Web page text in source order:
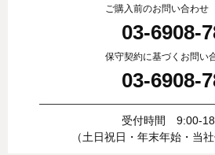
ご購入前のお問い合
03-6908-
保守契約に基づくお問い
03-6908-
受付時間 9:00-
（土日祝日・年末年始・当